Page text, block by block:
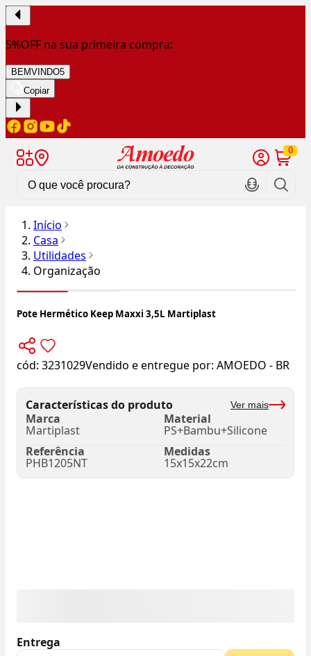
5%OFF na sua primeira compra:
BEMVINDO5
Copiar
0
Início
Casa
Utilidades
Organização
Pote Hermético Keep Maxxi 3,5L Martiplast
cód: 3231029Vendido e entregue por: AMOEDO - BR
Características do produto Ver mais
Marca
Martiplast
Material
PS+Bambu+Silicone
Referência
PHB1205NT
Medidas
15x15x22cm
Entrega